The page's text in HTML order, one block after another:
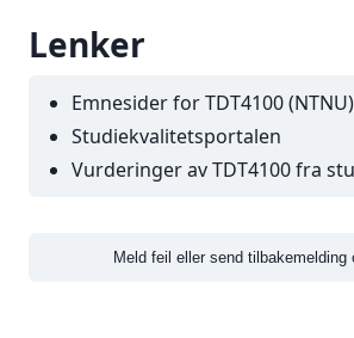
Lenker
Emnesider forTDT4100(NTNU)
Studiekvalitetsportalen
Vurderinger avTDT4100fra
Meld feil eller send tilbakemelding